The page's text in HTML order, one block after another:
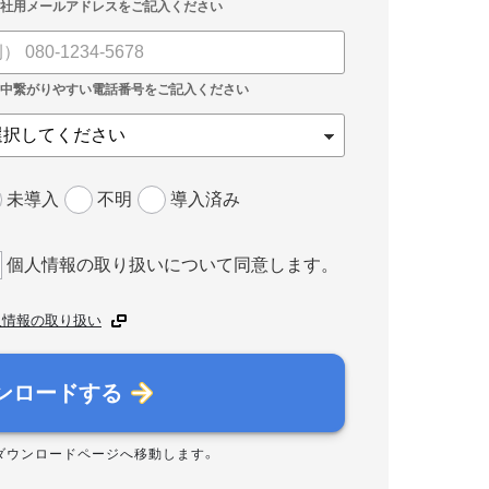
未導入 不明 導入済み
個人情報の取り扱いについて同意します。
報の取り扱い
ロードする
ウンロードページへ移動します。